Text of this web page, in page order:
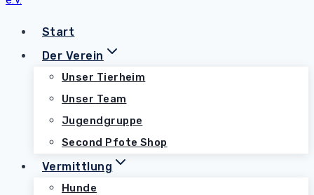
Start
Der Verein
Unser Tierheim
Unser Team
Jugendgruppe
Second Pfote Shop
Vermittlung
Hunde